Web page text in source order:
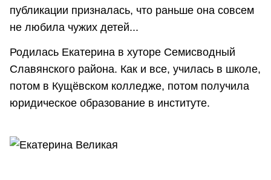
публикации призналась, что раньше она совсем
не любила чужих детей...
Родилась Екатерина в хуторе Семисводный
Славянского района. Как и все, училась в школе,
потом в Кущёвском колледже, потом получила
юридическое образование в институте.